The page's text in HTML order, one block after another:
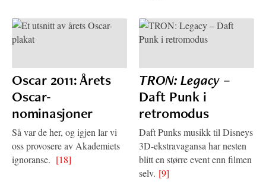
Oscar 2011: Årets
Oscar-
nominasjoner
Så var de her, og igjen lar vi
oss provosere av Akademiets
ignoranse. [18]
TRON: Legacy –
Daft Punk i
retromodus
Daft Punks musikk til Disneys
3D-ekstravagansa har nesten
blitt en større event enn filmen
selv. [9]